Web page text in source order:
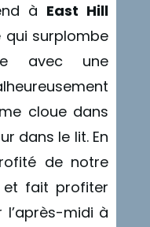
à East Hill
qui surplombe
avec une
cloue dans
dans le lit. En
de notre
et fait profiter
l’après-midi à